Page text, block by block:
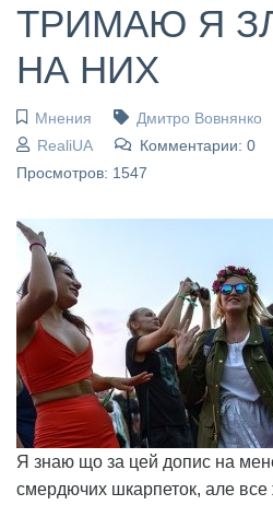
ТРИМАЮ Я
НА НИХ
Мнения
Дмитро Вовнянко
RealiUA
Комментарии: 0
Просмотров: 1547
Я знаю що за цей допис на
смердючих шкарпеток, але все